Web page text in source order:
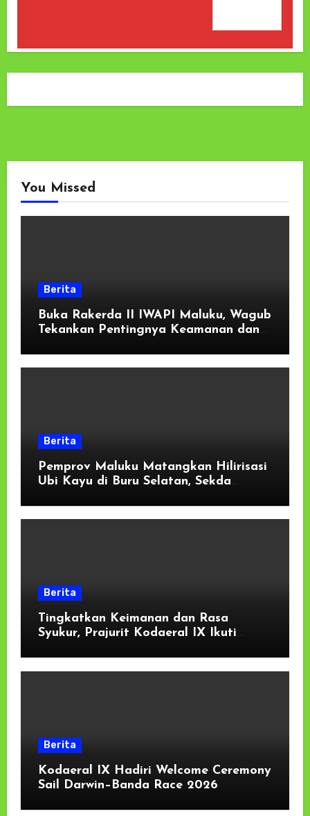
You Missed
Berita
Buka Rakerda II IWAPI Maluku, Wagub
Tekankan Pentingnya Keamanan dan
Berita
Pemprov Maluku Matangkan Hilirisasi
Ubi Kayu di Buru Selatan, Sekda
Berita
Tingkatkan Keimanan dan Rasa
Syukur, Prajurit Kodaeral IX Ikuti
Berita
Kodaeral IX Hadiri Welcome Ceremony
Sail Darwin–Banda Race 2026